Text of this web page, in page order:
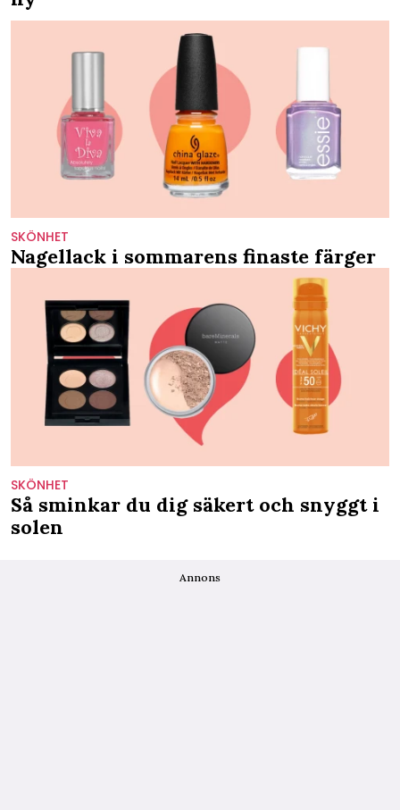
SKÖNHET
Nagellack i sommarens finaste färger
SKÖNHET
Så sminkar du dig säkert och snyggt i
solen
Annons